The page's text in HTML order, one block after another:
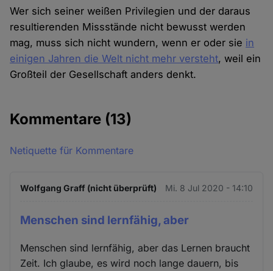
Wer sich seiner weißen Privilegien und der daraus
resultierenden Missstände nicht bewusst werden
mag, muss sich nicht wundern, wenn er oder sie in
einigen Jahren die Welt nicht mehr versteht, weil ein
Großteil der Gesellschaft anders denkt.
Kommentare (13)
Netiquette für Kommentare
Wolfgang Graff (nicht überprüft) Mi. 8 Jul 2020 - 14:10
Menschen sind lernfähig, aber
Menschen sind lernfähig, aber das Lernen braucht
Zeit. Ich glaube, es wird noch lange dauern, bis